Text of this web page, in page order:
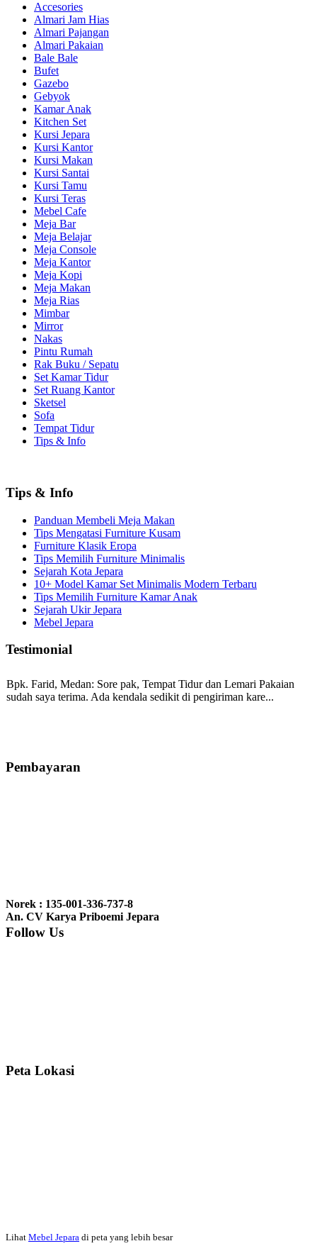
Accesories
Almari Jam Hias
Almari Pajangan
Almari Pakaian
Bale Bale
Bufet
Gazebo
Gebyok
Kamar Anak
Kitchen Set
Kursi Jepara
Kursi Kantor
Kursi Makan
Kursi Santai
Kursi Tamu
Kursi Teras
Mebel Cafe
Meja Bar
Meja Belajar
Meja Console
Meja Kantor
Meja Kopi
Meja Makan
Meja Rias
Mimbar
Mirror
Nakas
Pintu Rumah
Rak Buku / Sepatu
Set Kamar Tidur
Set Ruang Kantor
Sketsel
Sofa
Tempat Tidur
Tips & Info
Tips & Info
Panduan Membeli Meja Makan
Tips Mengatasi Furniture Kusam
Furniture Klasik Eropa
Tips Memilih Furniture Minimalis
Sejarah Kota Jepara
10+ Model Kamar Set Minimalis Modern Terbaru
Tips Memilih Furniture Kamar Anak
Sejarah Ukir Jepara
Mebel Jepara
Testimonial
Bpk. Farid, Medan: Sore pak, Tempat Tidur dan Lemari Pakaian
sudah saya terima. Ada kendala sedikit di pengiriman kare...
bale2 dan kursi teras saya sudah saya terima dan p...
nyesel deh beli geby...
duconya bagus pak,...
Pembayaran
Norek : 135-001-336-737-8
An. CV Karya Priboemi Jepara
Follow Us
Peta Lokasi
Lihat Mebel Jepara di peta yang lebih besar